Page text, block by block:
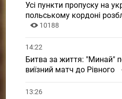
Усі пункти пропуску на
польському кордоні
10188
14:22
Битва за життя: "Минай"
виїзний матч до Рівного
13:26